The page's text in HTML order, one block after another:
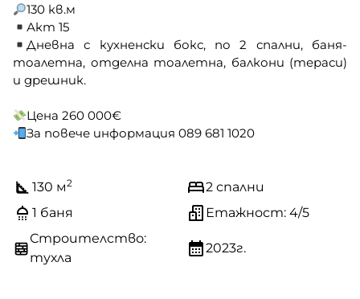
130 кв.м
Акт 15
Дневна с кухненски бокс, по 2 спални, баня-
тоалетна, отделна тоалетна, балкони (тераси)
и дрешник.
Цена 260 000€
За повече информация 089 681 1020
130 м2
2 спални
1 баня
Етажност: 4/5
Строителство:
тухла
2023г.